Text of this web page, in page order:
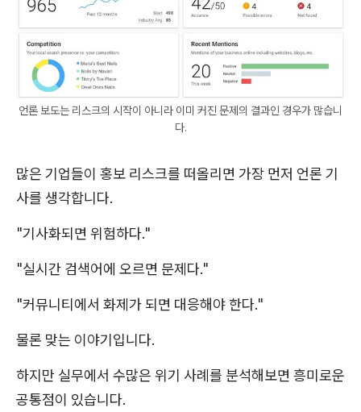
언론 보도는 리스크의 시작이 아니라 이미 커진 문제의 결과인 경우가 많습니
다.
많은 기업들이 홍보 리스크를 떠올리면 가장 먼저 언론 기
사를 생각합니다.
"기사화되면 위험하다."
"실시간 검색어에 오르면 문제다."
"커뮤니티에서 화제가 되면 대응해야 한다."
물론 맞는 이야기입니다.
하지만 실무에서 수많은 위기 사례를 분석해보면 흥미로운
공통점이 있습니다.